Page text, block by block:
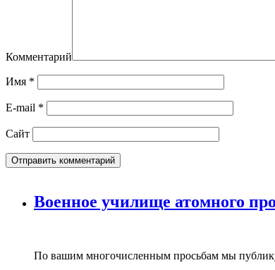
Комментарий
Имя *
E-mail *
Сайт
Военное училище атомного
По вашим многочисленным просьбам мы